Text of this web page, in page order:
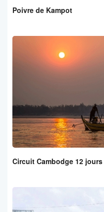
Poivre de Kampot
Circuit Cambodge 12 jours